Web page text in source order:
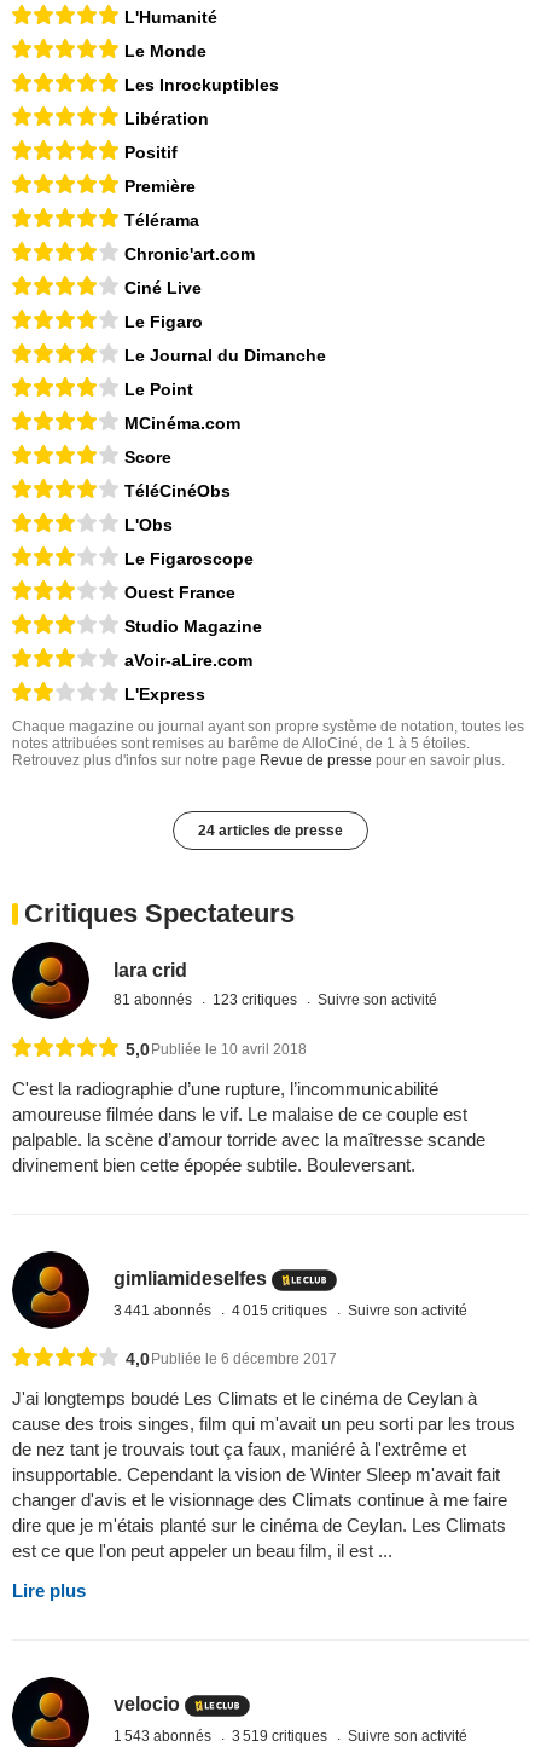
L'Humanité
Le Monde
Les Inrockuptibles
Libération
Positif
Première
Télérama
Chronic'art.com
Ciné Live
Le Figaro
Le Journal du Dimanche
Le Point
MCinéma.com
Score
TéléCinéObs
L'Obs
Le Figaroscope
Ouest France
Studio Magazine
aVoir-aLire.com
L'Express
Chaque magazine ou journal ayant son propre système de notation, toutes les
notes attribuées sont remises au barême de AlloCiné, de 1 à 5 étoiles.
Retrouvez plus d'infos sur notre page Revue de presse pour en savoir plus.
24 articles de presse
Critiques Spectateurs
lara crid
81 abonnés 123 critiques Suivre son activité
5,0 Publiée le 10 avril 2018
C'est la radiographie d’une rupture, l’incommunicabilité
amoureuse filmée dans le vif. Le malaise de ce couple est
palpable. la scène d’amour torride avec la maîtresse scande
divinement bien cette épopée subtile. Bouleversant.
gimliamideselfes
3 441 abonnés 4 015 critiques Suivre son activité
4,0 Publiée le 6 décembre 2017
J'ai longtemps boudé Les Climats et le cinéma de Ceylan à
cause des trois singes, film qui m'avait un peu sorti par les trous
de nez tant je trouvais tout ça faux, maniéré à l'extrême et
insupportable. Cependant la vision de Winter Sleep m'avait fait
changer d'avis et le visionnage des Climats continue à me faire
dire que je m'étais planté sur le cinéma de Ceylan. Les Climats
est ce que l'on peut appeler un beau film, il est ...
Lire plus
velocio
1 543 abonnés 3 519 critiques Suivre son activité